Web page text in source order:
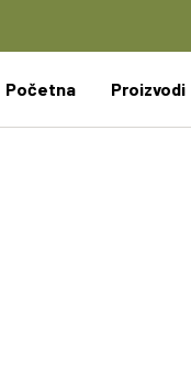
Početna Proizvodi